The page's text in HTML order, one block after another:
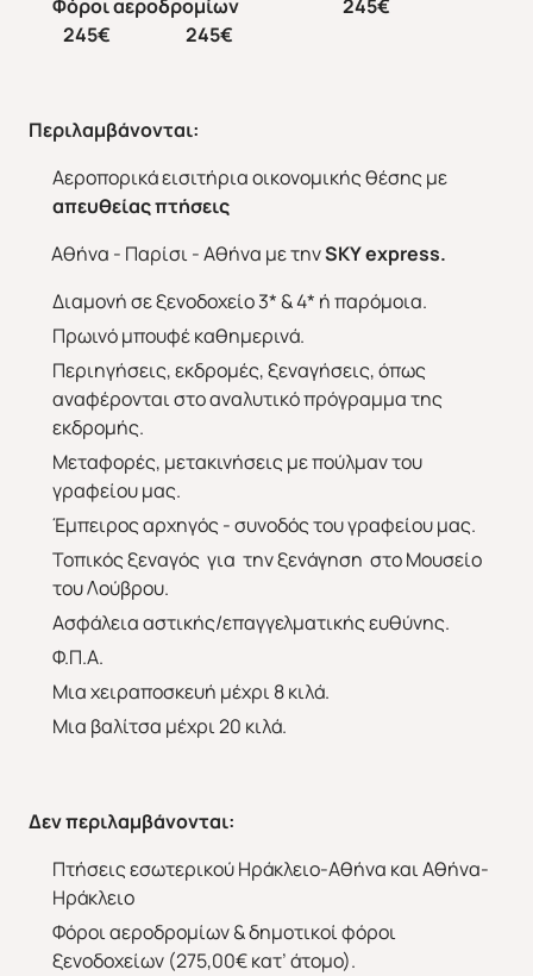
Άνοιξη 2027
Φόροι αεροδρομίων 245€
245€ 245€
Περιλαμβάνονται:
Αεροπορικά εισιτήρια οικονομικής θέσης με
απευθείας πτήσεις
Αθήνα - Παρίσι - Αθήνα με τηνSKYexpress.
Διαμονή σε ξενοδοχείο 3* & 4* ή παρόμοια.
Πρωινό μπουφέ καθημερινά.
Περιηγήσεις, εκδρομές, ξεναγήσεις, όπως
αναφέρονται στο αναλυτικό πρόγραμμα της
εκδρομής.
Μεταφορές, μετακινήσεις με πούλμαν του
γραφείου μας.
Έμπειρος αρχηγός - συνοδός του γραφείου μας.
Τοπικός ξεναγός για την ξενάγηση στο Μουσείο
του Λούβρου.
Ασφάλεια αστικής/επαγγελματικής ευθύνης.
Φ.Π.Α.
Μια χειραποσκευή μέχρι 8 κιλά.
Μια βαλίτσα μέχρι 20 κιλά.
Δεν περιλαμβάνονται:
Πτήσεις εσωτερικού Ηράκλειο-Αθήνα και Αθήνα-
Ηράκλειο
Φόροι αεροδρομίων & δημοτικοί φόροι
ξενοδοχείων (275,00€ κατ’ άτομο).